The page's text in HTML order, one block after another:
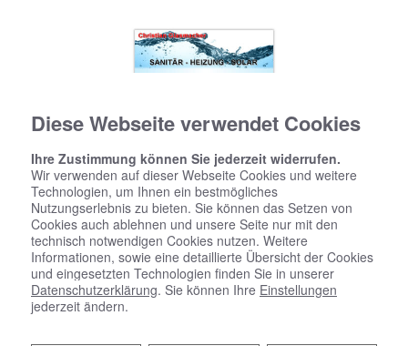
Diese Webseite verwendet Cookies
Ihre Zustimmung können Sie jederzeit widerrufen.
Wir verwenden auf dieser Webseite Cookies und weitere
Technologien, um Ihnen ein bestmögliches
Nutzungserlebnis zu bieten. Sie können das Setzen von
Cookies auch ablehnen und unsere Seite nur mit den
technisch notwendigen Cookies nutzen. Weitere
Informationen, sowie eine detaillierte Übersicht der Cookies
und eingesetzten Technologien finden Sie in unserer
Datenschutzerklärung. Sie können Ihre Einstellungen
jederzeit ändern.